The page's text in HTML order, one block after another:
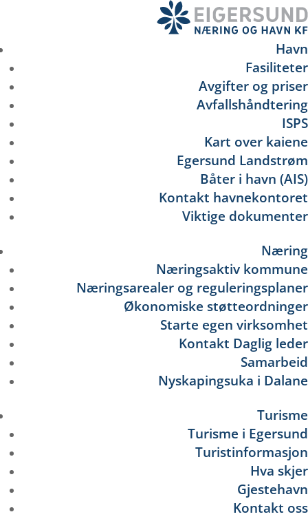
Havn
Fasiliteter
Avgifter og priser
Avfallshåndtering
ISPS
Kart over kaiene
Egersund Landstrøm
Båter i havn (AIS)
Kontakt havnekontoret
Viktige dokumenter
Næring
Næringsaktiv kommune
Næringsarealer og reguleringsplaner
Økonomiske støtteordninger
Starte egen virksomhet
Kontakt Daglig leder
Samarbeid
Nyskapingsuka i Dalane
Turisme
Turisme i Egersund
Turistinformasjon
Hva skjer
Gjestehavn
Kontakt oss